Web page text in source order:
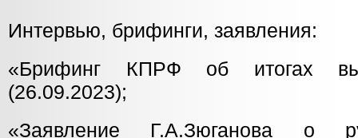
Интервью, брифинги, заявления:
«Брифинг КПРФ об итогах
(26.09.2023);
«Заявление Г.А.Зюганова о